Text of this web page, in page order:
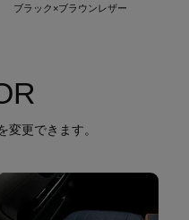
ブラック×ブラウンレザー
変更できます。